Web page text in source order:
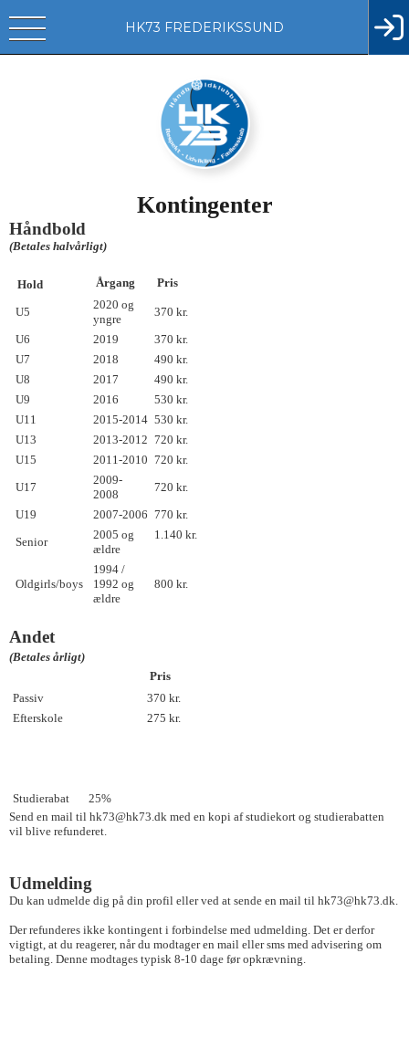
HK73 FREDERIKSSUND
Kontingenter
Håndbold
(Betales halvårligt)
Hold Årgang Pris
U5
2020 og
yngre
370 kr.
U6
2019
370 kr.
U7
2018
490 kr.
U8
2017
490 kr.
U9
2016
530 kr.
U11
2015-2014 530 kr.
U13
2013-2012 720 kr.
U15
2011-2010 720 kr.
U17
2009-
2008
720 kr.
U19
2007-2006 770 kr.
Senior
2005 og
ældre
1.140 kr.
Oldgirls/boys
1994 /
1992 og
ældre
800 kr.
Andet
(Betales årligt)
Pris
Passiv
370 kr.
Efterskole
275 kr.
Studierabat
25%
Send en mail til hk73@hk73.dk med en kopi af studiekort og studierabatten
vil blive refunderet.
Udmelding
Du kan udmelde dig på din profil eller ved at sende en mail til hk73@hk73.dk.
Der refunderes ikke kontingent i forbindelse med udmelding. Det er derfor
vigtigt, at du reagerer, når du modtager en mail eller sms med advisering om
betaling. Denne modtages typisk 8-10 dage før opkrævning.